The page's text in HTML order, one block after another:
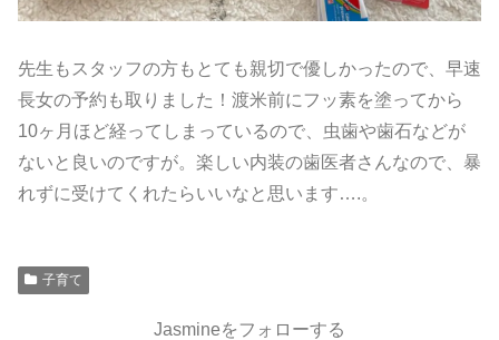
先生もスタッフの方もとても親切で優しかったので、早速
長女の予約も取りました！渡米前にフッ素を塗ってから
10ヶ月ほど経ってしまっているので、虫歯や歯石などが
ないと良いのですが。楽しい内装の歯医者さんなので、暴
れずに受けてくれたらいいなと思います….。
子育て
Jasmineをフォローする